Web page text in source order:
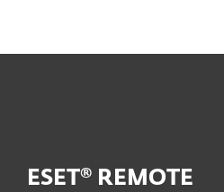
ESET® REMOTE